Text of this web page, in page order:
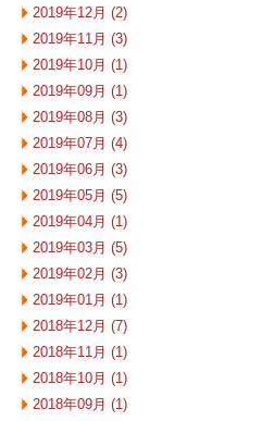
2019年12月 (2)
2019年11月 (3)
2019年10月 (1)
2019年09月 (1)
2019年08月 (3)
2019年07月 (4)
2019年06月 (3)
2019年05月 (5)
2019年04月 (1)
2019年03月 (5)
2019年02月 (3)
2019年01月 (1)
2018年12月 (7)
2018年11月 (1)
2018年10月 (1)
2018年09月 (1)